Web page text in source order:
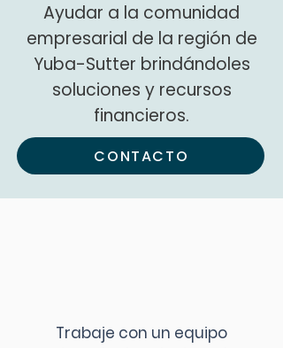
Ayudar a la comunidad
empresarial de la región de
Yuba-Sutter brindándoles
soluciones y recursos
financieros.
CONTACTO
Trabaje con un equipo